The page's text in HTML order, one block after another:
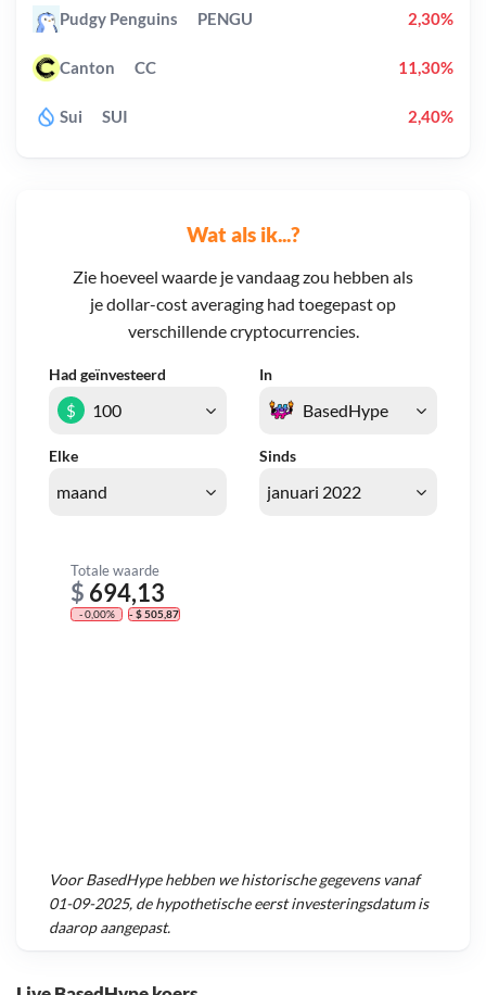
Wat als ik...?
Zie hoeveel waarde je vandaag zou hebben als
je dollar-cost averaging had toegepast op
verschillende cryptocurrencies.
Had geïnvesteerd In
Elke Sinds
$
Totale waarde
$ 694,13
- 0,00% - $ 505,87
VoorBasedHypehebben we historische gegevens vanaf
01-09-2025, de hypothetische eerst investeringsdatum is
daarop aangepast.
Pudgy Penguins PENGU 2,30%
Canton CC 11,30%
Sui SUI 2,40%